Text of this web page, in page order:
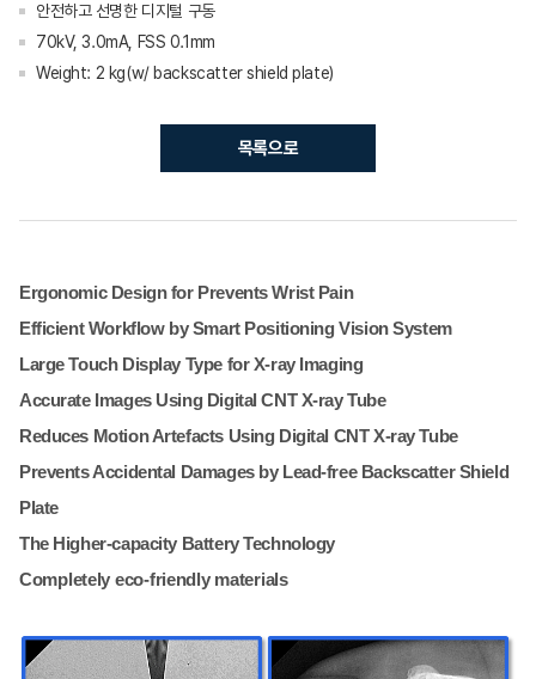
안전하고 선명한 디지털 구동
70kV, 3.0mA, FSS 0.1mm
Weight: 2 kg(w/ backscatter shield plate)
목록으로
Ergonomic Design for Prevents Wrist Pain
Efficient Workflow by Smart Positioning Vision System
Large Touch Display Type for X-ray Imaging
Accurate Images Using Digital CNT X-ray Tube
Reduces Motion Artefacts Using Digital CNT X-ray Tube
Prevents Accidental Damages by Lead-free Backscatter Shield
Plate
The Higher-capacity Battery Technology
Completely eco-friendly materials